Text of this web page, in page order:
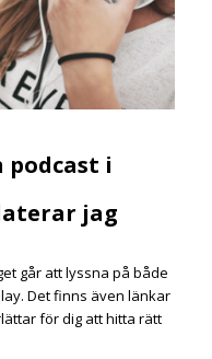
podcast i
jag
går att lyssna på både
Det finns även länkar
för dig att hitta rätt